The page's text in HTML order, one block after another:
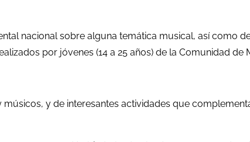
nacional sobre alguna temática musical, así como
por jóvenes (14 a 25 años) de la Comunidad de
y de interesantes actividades que